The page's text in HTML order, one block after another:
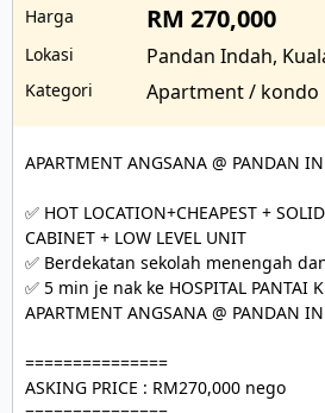
Harga RM 270,000
Lokasi Pandan Indah,
Kategori Apartment / kondo
APARTMENT ANGSANA @ PANDAN
✅ HOT LOCATION+CHEAPEST +
CABINET + LOW LEVEL UNIT
✅ Berdekatan sekolah menengah
✅ 5 min je nak ke HOSPITAL PANTAI
APARTMENT ANGSANA @ PANDAN
===============
ASKING PRICE : RM270,000 nego